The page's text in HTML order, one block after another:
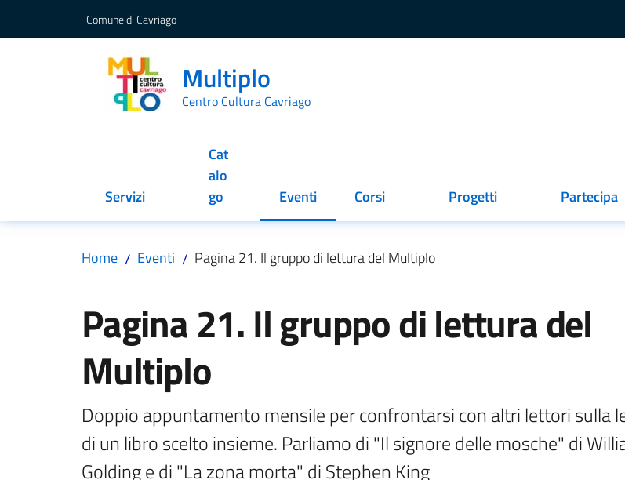
Comune di Cavriago
Multiplo
Centro Cultura Cavriago
Servizi
Cat
alo
go
Eventi
Menu selezionato
Corsi Progetti Partecipa
Home / Eventi / Pagina 21. Il gruppo di lettura del Multiplo
Pagina 21. Il gruppo di lettura del
Multiplo
Doppio appuntamento mensile per confrontarsi con altri lettori sulla
di un libro scelto insieme. Parliamo di "Il signore delle mosche" di
Golding e di "La zona morta" di Stephen King